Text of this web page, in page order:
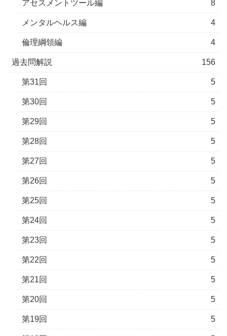
アセスメントツール編 8
メンタルヘルス編 4
倫理綱領編 4
過去問解説 156
第31回 5
第30回 5
第29回 5
第28回 5
第27回 5
第26回 5
第25回 5
第24回 5
第23回 5
第22回 5
第21回 5
第20回 5
第19回 5